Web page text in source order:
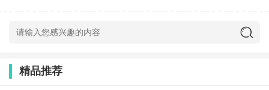
34、卍初晴℡
36、往兮空残梦
精品推荐